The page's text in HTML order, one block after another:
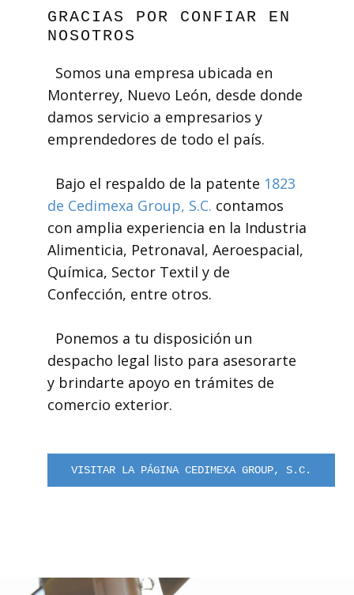
GRACIAS POR CONFIAR EN
NOSOTROS
Somos una empresa ubicada en
Monterrey, Nuevo León, desde donde
damos servicio a empresarios y
emprendedores de todo el país.
Bajo el respaldo de la patente 1823
de Cedimexa Group, S.C. contamos
con amplia experiencia en la Industria
Alimenticia, Petronaval, Aeroespacial,
Química, Sector Textil y de
Confección, entre otros.
Ponemos a tu disposición un
despacho legal listo para asesorarte
y brindarte apoyo en trámites de
comercio exterior.
VISITAR LA PÁGINA CEDIMEXA GROUP, S.C.